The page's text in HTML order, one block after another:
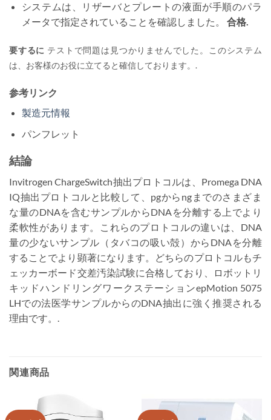
システムは、リザーバとプレートの液面が手順のパラ
メータで指定されていることを確認しました。 合格.
要するに テストで問題は見つかりませんでした。このシステム
は、お客様のお役に立てると確信しております。.
参考リンク
製造元情報
パンフレット
結論
Invitrogen ChargeSwitch抽出プロトコルは、Promega DNA
IQ抽出プロトコルと比較して、pgからngまでのさまざま
な量のDNAを含むサンプルからDNAを分離する上でより
柔軟性があります。これらのプロトコルの違いは、DNA
量の少ないサンプル（タバコの吸い殻）からDNAを分離
することでより顕著になります。どちらのプロトコルもチ
ェッカーボード交差汚染試験に合格しており、ロボットリ
キッドハンドリングワークステーションepMotion 5075
LHでの法医学サンプルからのDNA抽出に強く推奨される
理由です。.
関連商品